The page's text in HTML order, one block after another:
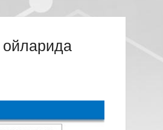
ойларида